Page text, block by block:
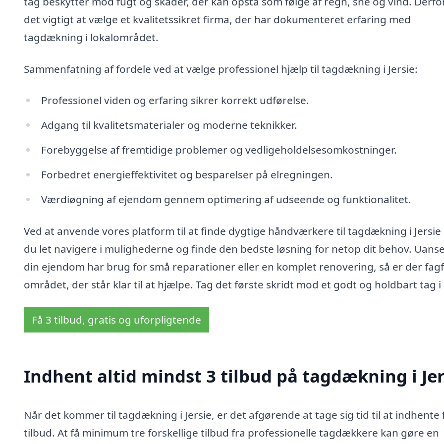
det vigtigt at vælge et kvalitetssikret firma, der har dokumenteret erfaring med
tagdækning i lokalområdet.
Sammenfatning af fordele ved at vælge professionel hjælp til tagdækning i Jersie:
Professionel viden og erfaring sikrer korrekt udførelse.
Adgang til kvalitetsmaterialer og moderne teknikker.
Forebyggelse af fremtidige problemer og vedligeholdelsesomkostninger.
Forbedret energieffektivitet og besparelser på elregningen.
Værdiøgning af ejendom gennem optimering af udseende og funktionalitet.
Ved at anvende vores platform til at finde dygtige håndværkere til tagdækning i Jersie
du let navigere i mulighederne og finde den bedste løsning for netop dit behov.
din ejendom har brug for små reparationer eller en komplet renovering, så er der
området, der står klar til at hjælpe. Tag det første skridt mod et godt og holdbart tag i
Få 3 tilbud, gratis og uforpligtende
Indhent altid mindst 3 tilbud på tagdækning i
Når det kommer til tagdækning i Jersie, er det afgørende at tage sig tid til at indhente
tilbud. At få minimum tre forskellige tilbud fra professionelle tagdækkere kan gøre en